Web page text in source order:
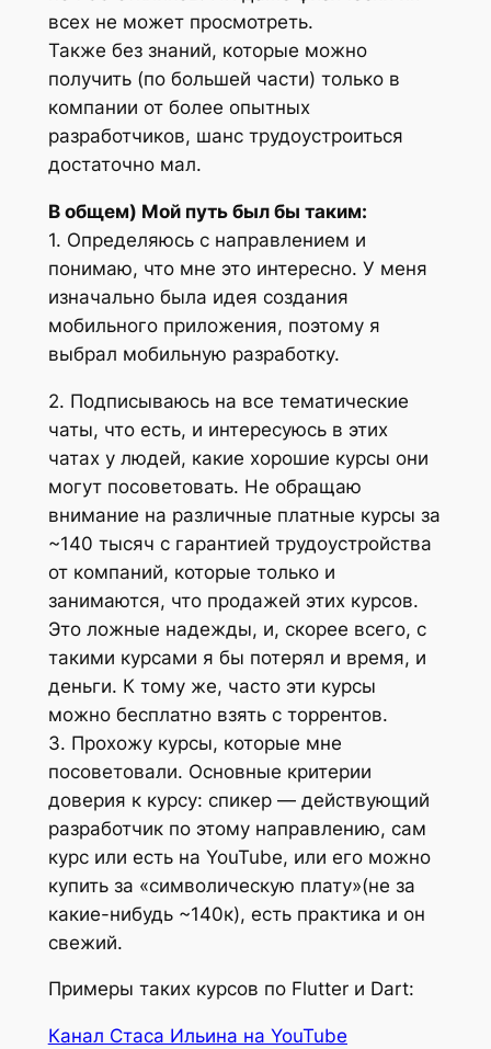
всех не может просмотреть.
Также без знаний, которые можно
получить (по большей части) только в
компании от более опытных
разработчиков, шанс трудоустроиться
достаточно мал.
В общем) Мой путь был бы таким:
1. Определяюсь с направлением и
понимаю, что мне это интересно. У меня
изначально была идея создания
мобильного приложения, поэтому я
выбрал мобильную разработку.
2. Подписываюсь на все тематические
чаты, что есть, и интересуюсь в этих
чатах у людей, какие хорошие курсы они
могут посоветовать. Не обращаю
внимание на различные платные курсы за
~140 тысяч с гарантией трудоустройства
от компаний, которые только и
занимаются, что продажей этих курсов.
Это ложные надежды, и, скорее всего, с
такими курсами я бы потерял и время, и
деньги. К тому же, часто эти курсы
можно бесплатно взять с торрентов.
3. Прохожу курсы, которые мне
посоветовали. Основные критерии
доверия к курсу: спикер — действующий
разработчик по этому направлению, сам
курс или есть на YouTube, или его можно
купить за «символическую плату»(не за
какие-нибудь ~140к), есть практика и он
свежий.
Примеры таких курсов по Flutter и Dart:
Канал Стаса Ильина на YouTube